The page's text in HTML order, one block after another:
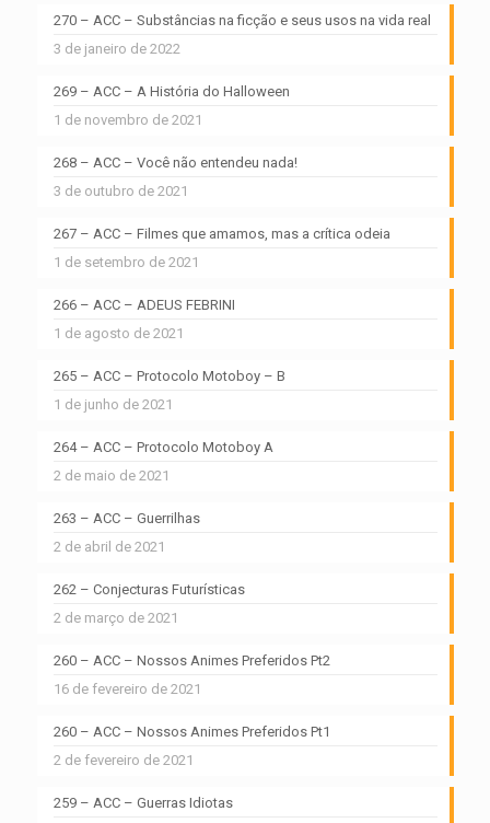
270 – ACC – Substâncias na ficção e seus usos na vida real
3 de janeiro de 2022
269 – ACC – A História do Halloween
1 de novembro de 2021
268 – ACC – Você não entendeu nada!
3 de outubro de 2021
267 – ACC – Filmes que amamos, mas a crítica odeia
1 de setembro de 2021
266 – ACC – ADEUS FEBRINI
1 de agosto de 2021
265 – ACC – Protocolo Motoboy – B
1 de junho de 2021
264 – ACC – Protocolo Motoboy A
2 de maio de 2021
263 – ACC – Guerrilhas
2 de abril de 2021
262 – Conjecturas Futurísticas
2 de março de 2021
260 – ACC – Nossos Animes Preferidos Pt2
16 de fevereiro de 2021
260 – ACC – Nossos Animes Preferidos Pt1
2 de fevereiro de 2021
259 – ACC – Guerras Idiotas